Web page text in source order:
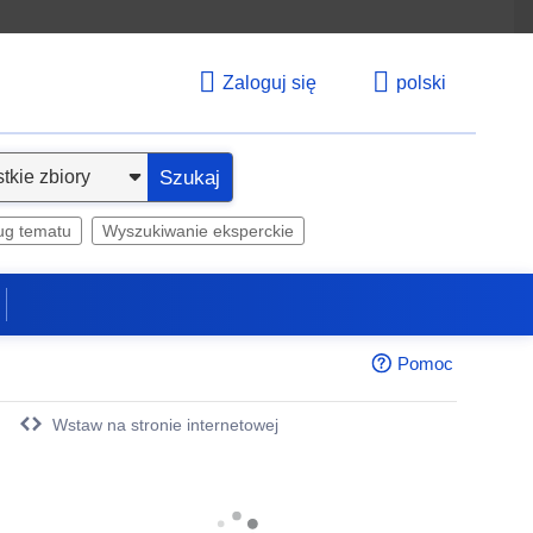
Zaloguj się polski
Szukaj
tematu Wyszukiwanie eksperckie
Pomoc
Wstaw na stronie internetowej